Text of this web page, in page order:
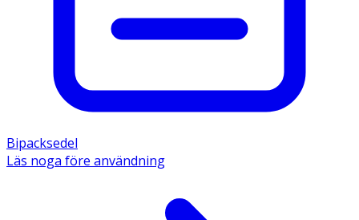
Bipacksedel
Läs noga före användning